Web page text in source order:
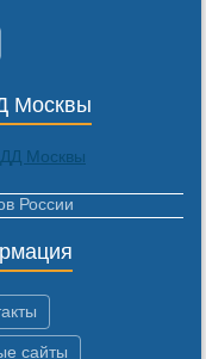
Москвы
России
сайты